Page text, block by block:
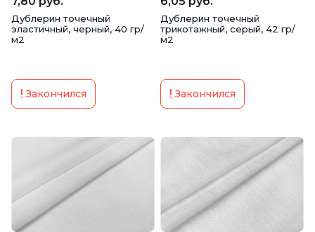
Дублерин точечный
эластичный, черный, 40 гр/
м2
Закончился
Дублерин точечный
трикотажный, серый, 42 гр/
м2
Закончился